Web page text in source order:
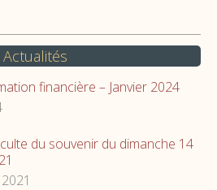
Actualités
financière – Janvier 2024
du souvenir du dimanche 14